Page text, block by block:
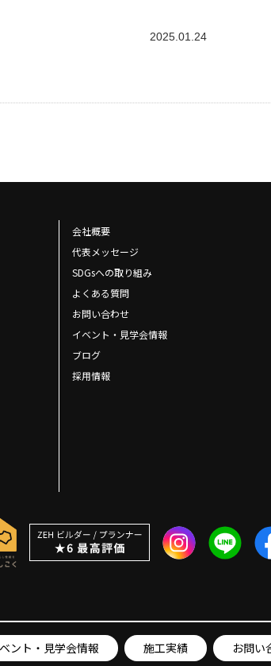
2025.01.24
ント・見学会情報 施工実績 お問い
会社概要
代表メッセージ
SDGsへの取り組み
よくある質問
お問い合わせ
イベント・見学会情報
ブログ
採用情報